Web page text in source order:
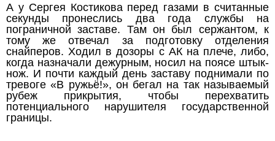
А у Сергея Костикова перед газами в считанные
секунды пронеслись два года службы на
пограничной заставе. Там он был сержантом, к
тому же отвечал за подготовку отделения
снайперов. Ходил в дозоры с АК на плече, либо,
когда назначали дежурным, носил на поясе штык-
нож. И почти каждый день заставу поднимали по
тревоге «В ружьё!», он бегал на так называемый
рубеж прикрытия, чтобы перехватить
потенциального нарушителя государственной
границы.